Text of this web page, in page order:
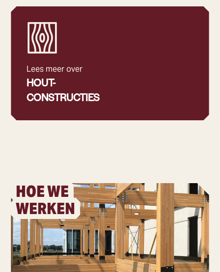
Lees meer over
HOUT-
CONSTRUCTIES
HOE WE
WERKEN